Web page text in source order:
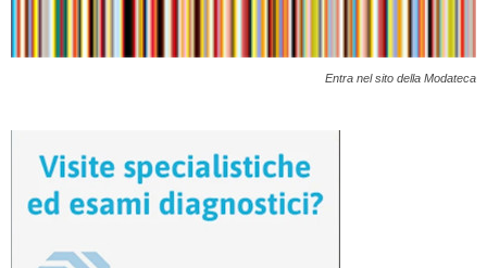
Entra nel sito della Modateca